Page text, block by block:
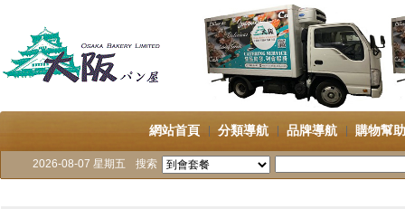
網站首頁 分類導航 品牌導航 購物幫助
2026-08-07 星期五 搜索